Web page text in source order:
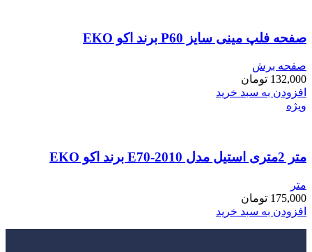
صفحه فلپ مینی سایز P60 برند اکو EKO
صفحه برش
132,000 تومان
افزودن به سبد خرید
ویژه
متر 2متری استیل مدل E70-2010 برند اکو EKO
متر
175,000 تومان
افزودن به سبد خرید